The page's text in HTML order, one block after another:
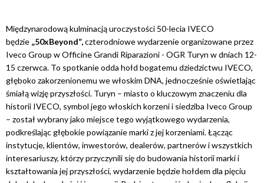
Międzynarodową kulminacją uroczystości 50-lecia IVECO
będzie „50xBeyond”,czterodniowe wydarzenieorganizowane przez
Iveco Group w Officine Grandi Riparazioni - OGR Turyn w dniach 12-
15 czerwca. To spotkanie odda hołd bogatemu dziedzictwu IVECO,
głęboko zakorzenionemu we włoskim DNA, jednocześnie oświetlając
śmiałą wizję przyszłości. Turyn – miasto o kluczowym znaczeniu dla
historii IVECO, symbol jego włoskich korzeni i siedziba Iveco Group
– został wybrany jako miejsce tego wyjątkowego wydarzenia,
podkreślając głębokie powiązanie marki z jej korzeniami. Łącząc
instytucje, klientów, inwestorów, dealerów, partnerów i wszystkich
interesariuszy, którzy przyczynili się do budowania historii marki i
kształtowania jej przyszłości, wydarzenie będzie hołdem dla pięciu